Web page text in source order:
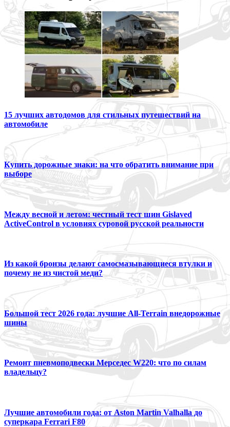
15 лучших автодомов для стильных путешествий на
автомобиле
Купить дорожные знаки: на что обратить внимание при
выборе
Между весной и летом: честный тест шин Gislaved
ActiveControl в условиях суровой русской реальности
Из какой бронзы делают самосмазывающиеся втулки и
почему не из чистой меди?
Большой тест 2026 года: лучшие All-Terrain внедорожные
шины
Ремонт пневмоподвески Мерседес W220: что по силам
владельцу?
Лучшие автомобили года: от Aston Martin Valhalla до
суперкара Ferrari F80